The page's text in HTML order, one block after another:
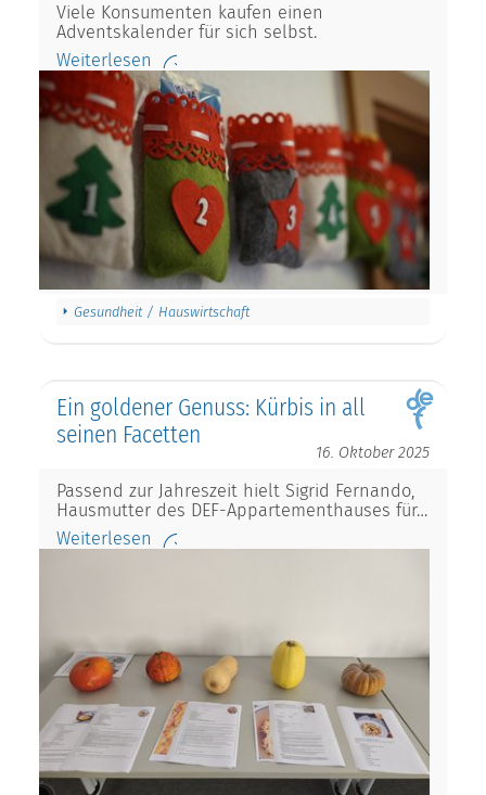
Viele Konsumenten kaufen einen
Adventskalender für sich selbst.
Weiterlesen
Gesundheit / Hauswirtschaft
Ein goldener Genuss: Kürbis in all
seinen Facetten
16. Oktober 2025
Passend zur Jahreszeit hielt Sigrid Fernando,
Hausmutter des DEF-Appartementhauses für…
Weiterlesen